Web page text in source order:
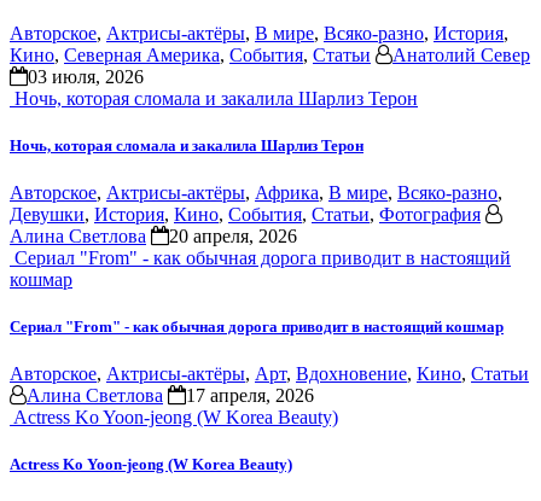
Авторское, Актрисы-актёры, В мире, Всяко-разно, История,
Кино, Северная Америка, События, Статьи
Анатолий Север
03 июля, 2026
Ночь, которая сломала и закалила Шарлиз Терон
Ночь, которая сломала и закалила Шарлиз Терон
Авторское, Актрисы-актёры, Африка, В мире, Всяко-разно,
Девушки, История, Кино, События, Статьи, Фотография
Алина Светлова
20 апреля, 2026
Сериал "From" - как обычная дорога приводит в настоящий
кошмар
Сериал "From" - как обычная дорога приводит в настоящий кошмар
Авторское, Актрисы-актёры, Арт, Вдохновение, Кино, Статьи
Алина Светлова
17 апреля, 2026
Actress Ko Yoon-jeong (W Korea Beauty)
Actress Ko Yoon-jeong (W Korea Beauty)